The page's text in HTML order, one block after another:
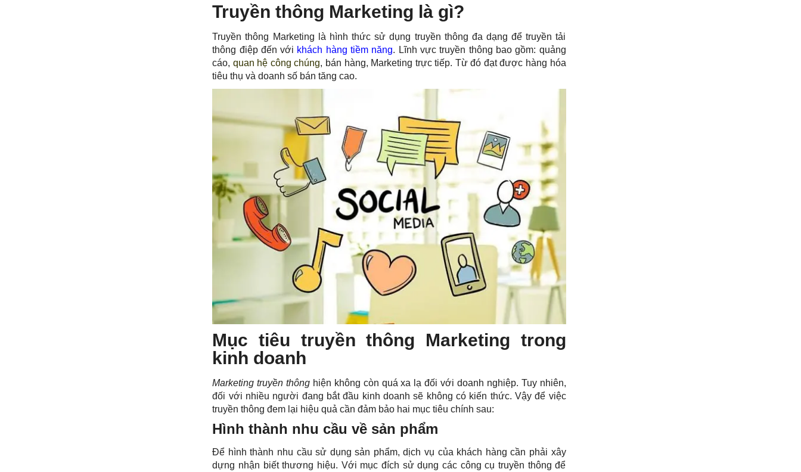
Truyền thông Marketing là gì?
Truyền thông Marketing là hình thức sử dụng truyền thông đa dạng để truyền tải
thông điệp đến với khách hàng tiềm năng. Lĩnh vực truyền thông bao gồm: quảng
cáo, quan hệ công chúng, bán hàng, Marketing trực tiếp. Từ đó đạt được hàng hóa
tiêu thụ và doanh số bán tăng cao.
Mục tiêu truyền thông Marketing trong
kinh doanh
Marketing truyền thông hiện không còn quá xa lạ đối với doanh nghiệp. Tuy nhiên,
đối với nhiều người đang bắt đầu kinh doanh sẽ không có kiến thức. Vậy để việc
truyền thông đem lại hiệu quả cần đảm bảo hai mục tiêu chính sau:
Hình thành nhu cầu về sản phẩm
Để hình thành nhu cầu sử dụng sản phẩm, dịch vụ của khách hàng cần phải xây
dựng nhận biết thương hiệu. Với mục đích sử dụng các công cụ truyền thông để